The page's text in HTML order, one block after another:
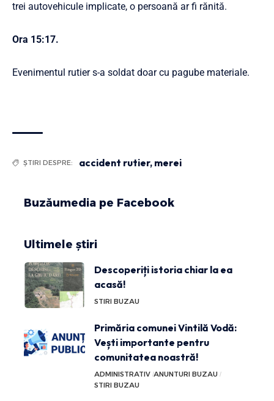
trei autovehicule implicate, o persoană ar fi rănită.
Ora 15:17.
Evenimentul rutier s-a soldat doar cu pagube materiale.
ȘTIRI DESPRE: accident rutier, merei
Buzăumedia pe Facebook
Ultimele știri
Descoperiți istoria chiar la ea
acasă!
STIRI BUZAU
Primăria comunei Vintilă Vodă:
Vești importante pentru
comunitatea noastră!
ADMINISTRATIV ANUNTURI BUZAU
STIRI BUZAU